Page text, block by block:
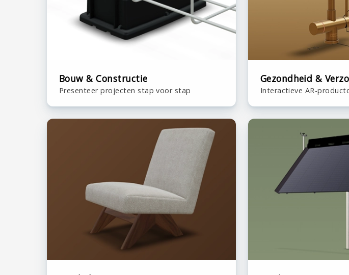
Bouw & Constructie
Presenteer projecten stap voor stap
Gezondheid &
Interactieve AR-